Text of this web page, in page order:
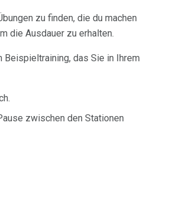
zu finden, die du machen
die Ausdauer zu erhalten.
Beispieltraining, das Sie in Ihrem
zwischen den Stationen